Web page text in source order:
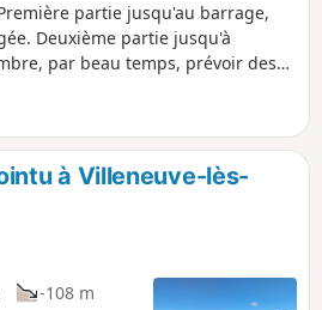
partie jusqu'au barrage,
Deuxième partie jusqu'à
par beau temps, prévoir des
des cygnes...sont
étendues d'eau et sur les bords du
à Villeneuve-lès-
-108 m